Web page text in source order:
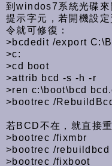
到windos7系統光碟來
提示字元，若開機設
令就可修復：
>bcdedit /export
>c:
>cd boot
>attrib bcd -s -h -r
>ren c:\boot\bcd
>bootrec /
若BCD不在，就直接
>bootrec /fixmbr
>bootrec /rebuildbcd
>bootrec /fixboot